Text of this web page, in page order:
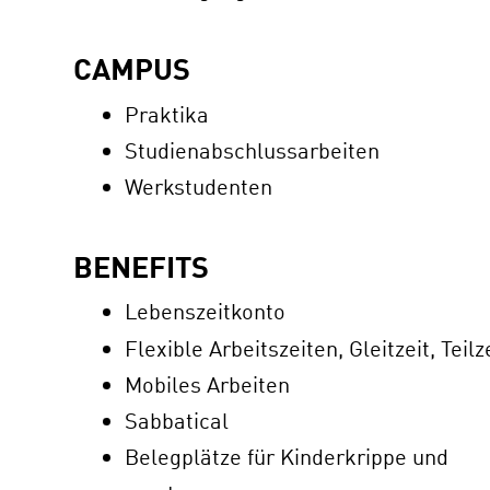
CAMPUS
Praktika
Studienabschlussarbeiten
Werkstudenten
BENEFITS
Lebenszeitkonto
Flexible Arbeitszeiten, Gleitzeit,
Mobiles Arbeiten
Sabbatical
Belegplätze für Kinderkrippe und